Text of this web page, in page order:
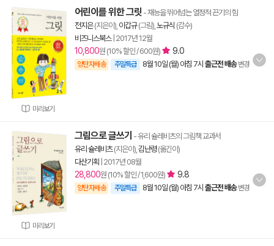
미리보기
어린이를 위한 그릿 - 재능을 뛰어넘는 열정적 끈기의 힘
전지은(지은이), 이갑규(그림), 노규식 (감수)
비즈니스북스| 2017년 12월
10,800원 (10% 할인 / 600원) 9.0
양탄자배송 주말특급 8월 10일 (월) 아침 7시 출근전 배송 변경
미리보기
그림으로 글쓰기 - 유리 슐레비츠의 그림책 교과서
유리 슐레비츠(지은이), 김난령(옮긴이)
다산기획 2017년 08월
28,800원 (10% 할인 / 1,600원) 9.8
양탄자배송 주말특급 8월 10일 (월) 아침 7시 출근전 배송 변경